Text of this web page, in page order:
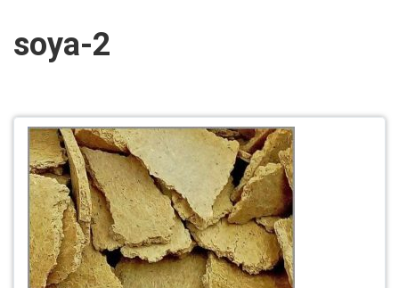
soya-2